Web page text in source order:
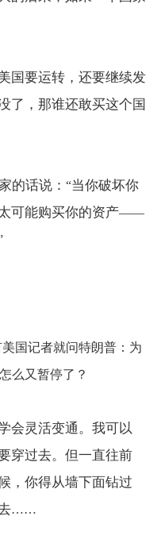
国要运转，还要继续发
了，那谁还敢买这个国
的话说： “当你破坏你
可能购买你的资产——
国记者就问特朗普：为
么又暂停了？
会灵活变通。我可以
穿过去。但一直往前
，你得从墙下面钻过
……